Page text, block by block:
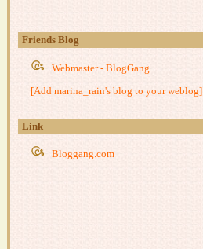
อตสึ อิจิ -
เจี่
รีวิว The Dagrolet's Rule : กัลฐิดา
รีวิว แค้นสุดรัก : เตี่ยนซิน
รีวิว ใยรักโยงใจ : เตี่ยนซิน
รีวิว วิหคตกมังกร : You Si Jie
Friends Blog
Webmaster - BlogGang
[Add marina_rain's blog to your weblog]
Link
Bloggang.com